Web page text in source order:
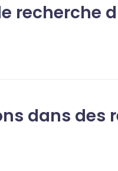
recherche
dans des